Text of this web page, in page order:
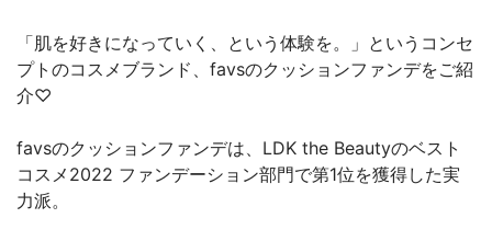
「肌を好きになっていく、という体験を。」というコンセ
プトのコスメブランド、favsのクッションファンデをご紹
介♡
favsのクッションファンデは、LDK the Beautyのベスト
コスメ2022 ファンデーション部門で第1位を獲得した実
力派。